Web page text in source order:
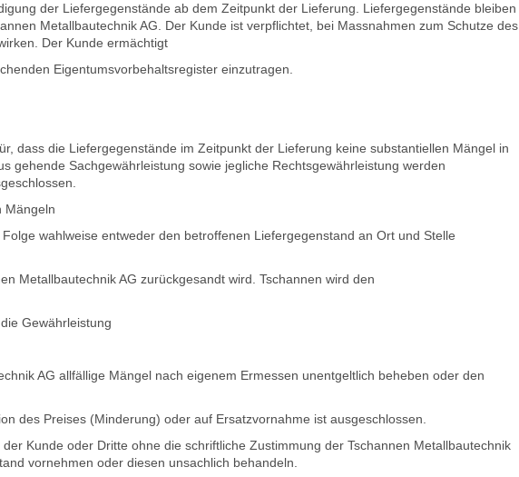
der Liefergegenstände ab dem Zeitpunkt der Lieferung. Liefergegenstände bleiben
Metallbautechnik AG. Der Kunde ist verpflichtet, bei Massnahmen zum Schutze des
Der Kunde ermächtigt
Eigentumsvorbehaltsregister einzutragen.
dass die Liefergegenstände im Zeitpunkt der Lieferung keine substantiellen Mängel in
gehende Sachgewährleistung sowie jegliche Rechtsgewährleistung werden
Mängeln
wahlweise entweder den betroffenen Liefergegenstand an Ort und Stelle
Metallbautechnik AG zurückgesandt wird. Tschannen wird den
Gewährleistung
AG allfällige Mängel nach eigenem Ermessen unentgeltlich beheben oder den
des Preises (Minderung) oder auf Ersatzvornahme ist ausgeschlossen.
Kunde oder Dritte ohne die schriftliche Zustimmung der Tschannen Metallbautechnik
vornehmen oder diesen unsachlich behandeln.